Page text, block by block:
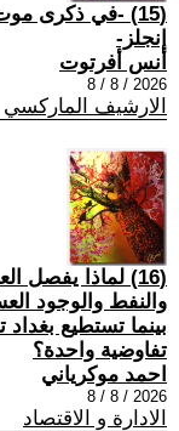
(15) -في ذكرى موت
إنجلز-
أنس أفرتوت
2026 / 8 / 8
الارشيف الماركسي
(16) لماذا يفصل
والنفط والوجود
بينما تستطيع بغداد
تفاوضية واحدة؟
احمد موكرياني
2026 / 8 / 8
الادارة و الاقتصاد